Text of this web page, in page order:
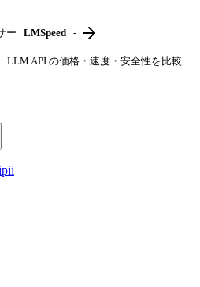
ー LMSpeed -
LLM API の価格・速度・安全性を比較